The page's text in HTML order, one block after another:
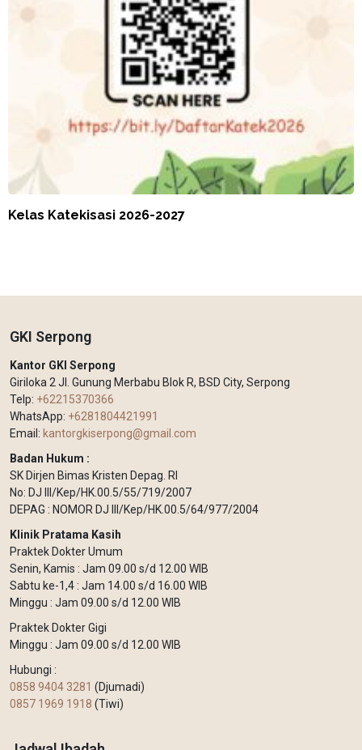
Kelas Katekisasi 2026-2027
GKI Serpong
Kantor GKI Serpong
Giriloka 2 Jl. Gunung Merbabu Blok R, BSD City, Serpong
Telp: +62215370366
WhatsApp: +6281804421991
Email: kantorgkiserpong@gmail.com
Badan Hukum :
SK Dirjen Bimas Kristen Depag. RI
No: DJ III/Kep/HK.00.5/55/719/2007
DEPAG : NOMOR DJ III/Kep/HK.00.5/64/977/2004
Klinik Pratama Kasih
Praktek Dokter Umum
Senin, Kamis : Jam 09.00 s/d 12.00 WIB
Sabtu ke-1,4 : Jam 14.00 s/d 16.00 WIB
Minggu : Jam 09.00 s/d 12.00 WIB
Praktek Dokter Gigi
Minggu : Jam 09.00 s/d 12.00 WIB
Hubungi :
0858 9404 3281 (Djumadi)
0857 1969 1918 (Tiwi)